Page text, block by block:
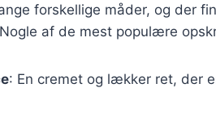
forskellige måder, og der
af de mest populære
: En cremet og lækker ret, der